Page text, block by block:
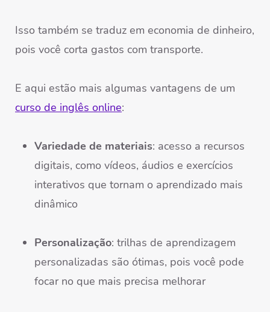
Isso também se traduz em economia de dinheiro,
pois você corta gastos com transporte.
E aqui estão mais algumas vantagens de um
curso de inglês online:
Variedade de materiais: acesso a recursos
digitais, como vídeos, áudios e exercícios
interativos que tornam o aprendizado mais
dinâmico
Personalização: trilhas de aprendizagem
personalizadas são ótimas, pois você pode
focar no que mais precisa melhorar